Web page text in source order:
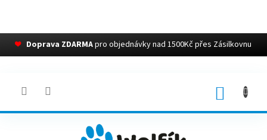
❤ Doprava ZDARMApro objednávky nad 1500Kč přes Zásilkovnu